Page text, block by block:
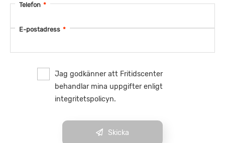
Telefon *
E-postadress *
Jag godkänner att Fritidscenter
behandlar mina uppgifter enligt
integritetspolicyn.
Skicka